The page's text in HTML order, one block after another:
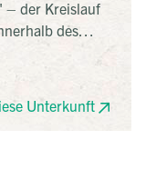
– der Kreislauf
des
wandert auch
die
für die
Unterkunft